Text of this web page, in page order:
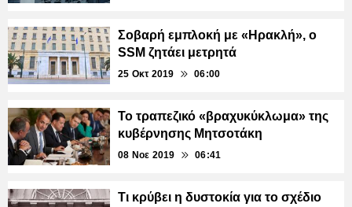
Σοβαρή εμπλοκή με «Ηρακλή», ο
SSM ζητάει μετρητά
25 Οκτ 2019 06:00
Το τραπεζικό «βραχυκύκλωμα» της
κυβέρνησης Μητσοτάκη
08 Νοε 2019 06:41
Τι κρύβει η δυστοκία για το σχέδιο